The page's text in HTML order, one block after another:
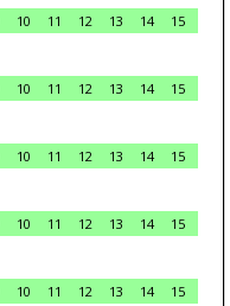
10 11 12 13 14
15
10 11 12 13 14
15
10 11 12 13 14
15
10 11 12 13 14
15
10 11 12 13 14 15